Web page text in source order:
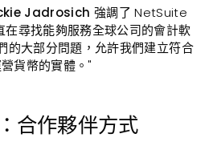
Jadrosich 強調了 NetSuite
尋找能夠服務全球公司的會計軟
大部分問題，允許我們建立符合
貨幣的實體。"
合作夥伴方式